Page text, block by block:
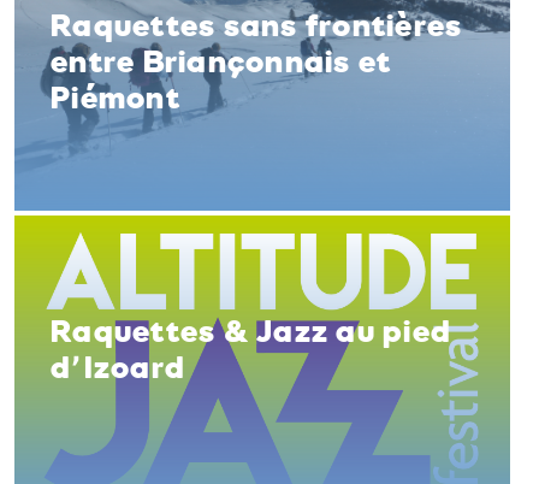
Raquettes sans frontières
entre Briançonnais et
Piémont
Raquettes & Jazz au pied
d’Izoard